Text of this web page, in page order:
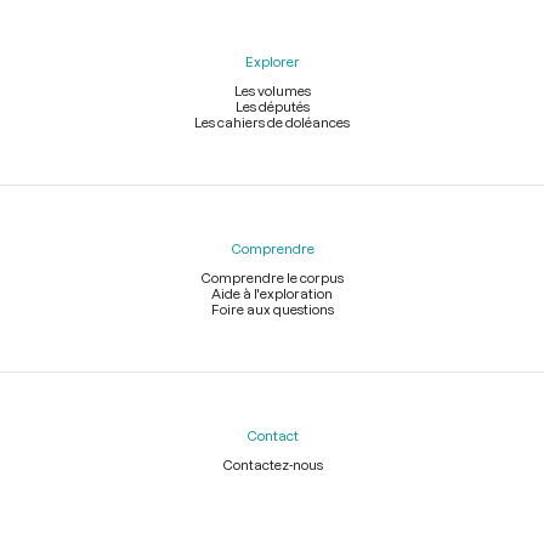
Explorer
Les volumes
Les députés
Les cahiers de doléances
Comprendre
Comprendre le corpus
Aide à l'exploration
Foire aux questions
Contact
Contactez-nous